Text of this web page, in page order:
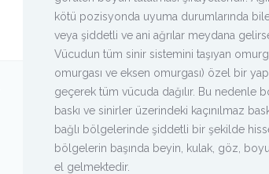
kötü pozisyonda uyuma durumlarında
veya şiddetli ve ani ağrılar meydana
Vücudun tüm sinir sistemini taşıyan
omurgası ve eksen omurgası) özel bir
geçerek tüm vücuda dağılır. Bu nedenle
baskı ve sinirler üzerindeki kaçınılmaz
bağlı bölgelerinde şiddetli bir şekilde
bölgelerin başında beyin, kulak, göz,
el gelmektedir.